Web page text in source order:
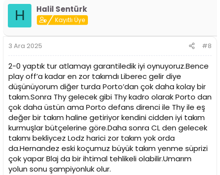
H Halil Sentürk
Kayıtlı Üye
3 Ara 2025 #8
2-0 yaptık tur atlamayı garantiledik iyi oynuyoruz.Bence
play off’a kadar en zor takımdı Liberec gelir diye
düşünüyorum diğer turda Porto’dan çok daha kolay bir
takım.Sonra Thy gelecek gibi Thy kadro olarak Porto dan
çok daha üstün ama Porto defans direnci ile Thy ile eş
değer bir takım haline getiriyor kendini cidden iyi takım
kurmuşlar bütçelerine göre.Daha sonra CL den gelecek
takımı bekliycez Lodz harici zor takım yok orda
da.Hernandez eski koçumuz büyük takım yenme süprizi
çok yapar Blaj da bir ihtimal tehlikeli olabilir.Umarım
yolun sonu şampiyonluk olur.